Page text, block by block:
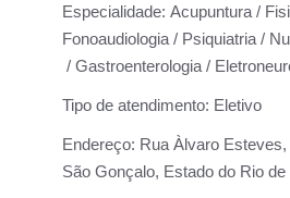
Especialidade: Acupuntura /
Fonoaudiologia / Psiquiatria /
/ Gastroenterologia /
Tipo de atendimento: Eletivo
Endereço: Rua Àlvaro Esteves,
São Gonçalo, Estado do Rio de